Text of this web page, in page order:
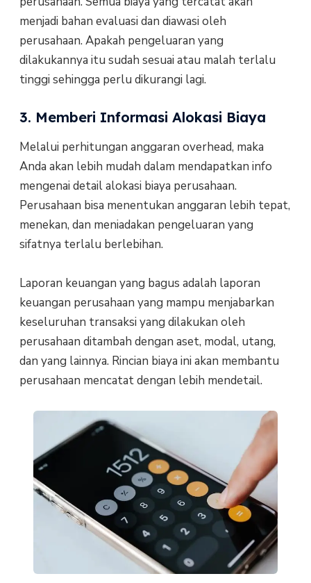
menjadi bahan evaluasi dan diawasi oleh
perusahaan. Apakah pengeluaran yang
dilakukannya itu sudah sesuai atau malah terlalu
tinggi sehingga perlu dikurangi lagi.
3. Memberi Informasi Alokasi Biaya
Melalui perhitungan anggaran overhead, maka
Anda akan lebih mudah dalam mendapatkan info
mengenai detail alokasi biaya perusahaan.
Perusahaan bisa menentukan anggaran lebih tepat,
menekan, dan meniadakan pengeluaran yang
sifatnya terlalu berlebihan.
Laporan keuangan yang bagus adalah laporan
keuangan perusahaan yang mampu menjabarkan
keseluruhan transaksi yang dilakukan oleh
perusahaan ditambah dengan aset, modal, utang,
dan yang lainnya. Rincian biaya ini akan membantu
perusahaan mencatat dengan lebih mendetail.